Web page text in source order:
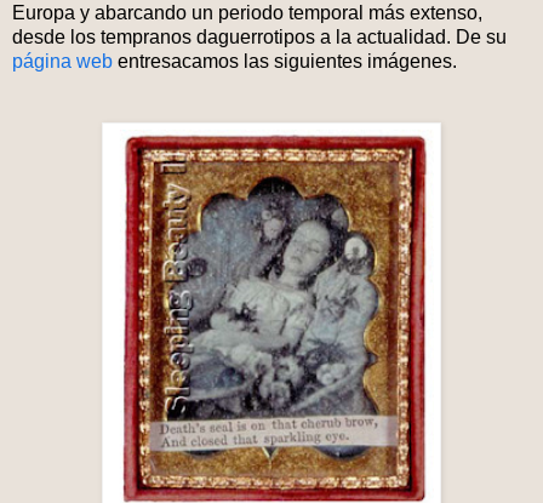
Europa y abarcando un periodo temporal más extenso,
desde los tempranos daguerrotipos a la actualidad. De su
página web entresacamos las siguientes imágenes.